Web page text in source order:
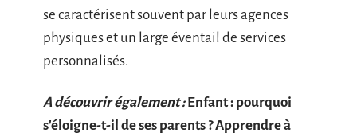
se caractérisent souvent par leurs agences
physiques et un large éventail de services
personnalisés.
A découvrir également : Enfant : pourquoi
s'éloigne-t-il de ses parents ? Apprendre à